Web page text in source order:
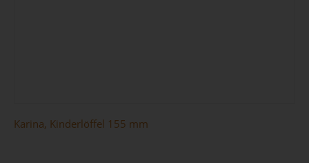
Karina, Kinderlöffel 155 mm